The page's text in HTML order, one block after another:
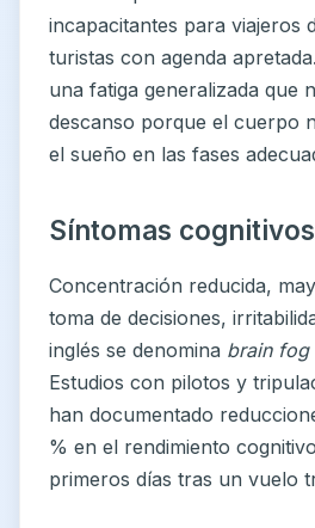
incapacitantes para viajeros
turistas con agenda
una fatiga generalizada que
descanso porque el cuerpo
el sueño en las fases
Síntomas cognitivos
Concentración reducida,
toma de decisiones,
inglés se denomina brain fog
Estudios con pilotos y
han documentado
% en el rendimiento
primeros días tras un vuelo